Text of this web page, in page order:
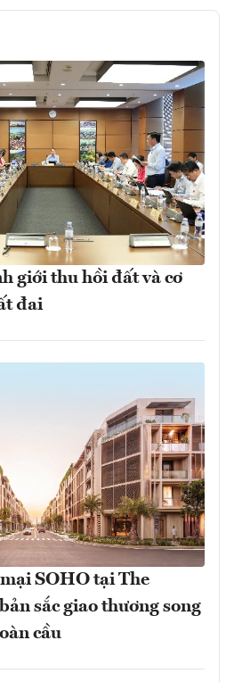
giới thu hồi đất và cơ
đai
SOHO tại The
sắc giao thương song
cầu